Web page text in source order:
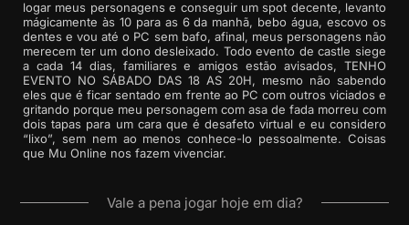
logar meus personagens e conseguir um spot decente, levanto
mágicamente às 10 para as 6 da manhã, bebo água, escovo os
dentes e vou até o PC sem bafo, afinal, meus personagens não
merecem ter um dono desleixado. Todo evento de castle siege
a cada 14 dias, familiares e amigos estão avisados, TENHO
EVENTO NO SÁBADO DAS 18 AS 20H, mesmo não sabendo
eles que é ficar sentado em frente ao PC com outros viciados e
gritando porque meu personagem com asa de fada morreu com
dois tapas para um cara que é desafeto virtual e eu considero
“lixo”, sem nem ao menos conhece-lo pessoalmente. Coisas
que Mu Online nos fazem vivenciar.
Vale a pena jogar hoje em dia?